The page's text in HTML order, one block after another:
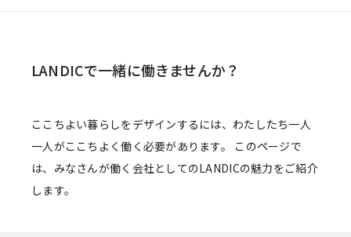
LANDICで一緒に働きませんか？
ここちよい暮らしをデザインするには、わたしたち一人
一人がここちよく働く必要があります。
このページで
は、みなさんが働く会社としてのLANDICの魅力をご紹介
します。